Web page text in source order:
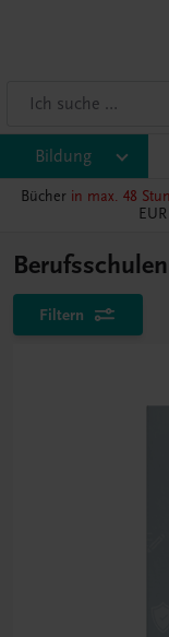
Bildung
Bücher in max. 48
Filtern